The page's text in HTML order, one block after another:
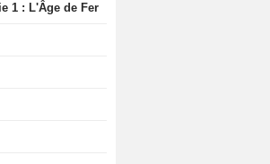
1 : L'Âge de Fer